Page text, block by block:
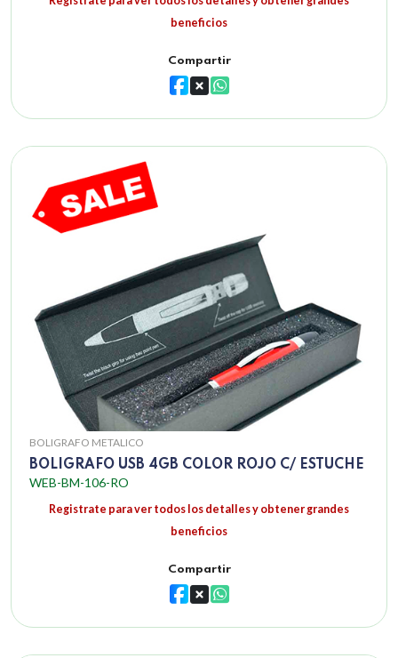
beneficios
Compartir
BOLIGRAFO METALICO
BOLIGRAFO USB 4GB COLOR ROJO C/ ESTUCHE
WEB-BM-106-RO
Registrate para ver todos los detalles y obtener grandes
beneficios
Compartir